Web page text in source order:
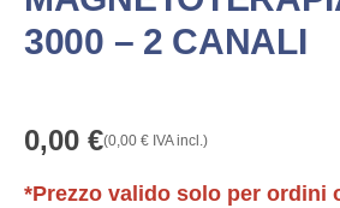
3000 – 2 CANALI
0,00 €(0,00 € IVA incl.)
*Prezzo valido solo per ordini